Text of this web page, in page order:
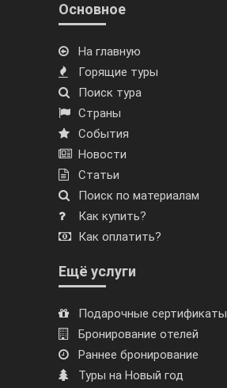
Основное
На главную
Горящие туры
Поиск тура
Страны
События
Новости
Статьи
Поиск по материалам
Как купить?
Как оплатить?
Ещё услуги
Подарочные сертификаты
Бронирование отелей
Раннее бронирование
Туры на Новый год